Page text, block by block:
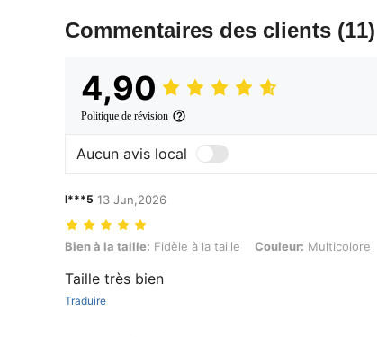
Commentaires des clients (11)
4,90
Politique de révision
Aucun avis local
l***5 13 Jun,2026
Bien à la taille: Fidèle à la taille, Couleur: Multicolore, Taille: 5XL
Bien à la taille: Fidèle à la taille Couleur: Multicolore
Taille très bien
Traduire